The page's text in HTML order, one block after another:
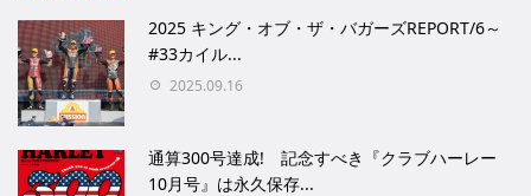
2025 キング・オブ・ザ・バガーズREPORT/6～
#33カイル...
2025.09.16
通算300号達成! 記念すべき『クラブハーレー
10月号』は永久保存...